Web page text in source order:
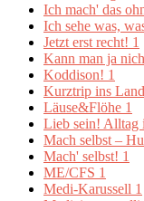
Ich mach' das
Ich sehe was,
Jetzt erst recht! 1
Kann man ja
Koddison! 1
Kurztrip ins
Läuse&Flöhe 1
Lieb sein! Alltag
Mach selbst –
Mach' selbst! 1
ME/CFS 1
Medi-Karussell 1